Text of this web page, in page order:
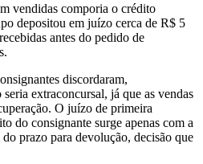
vendidas comporia o crédito
depositou em juízo cerca de R$ 5
antes do pedido de
discordaram,
extraconcursal, já que as vendas
O juízo de primeira
do consignante surge apenas com a
prazo para devolução, decisão que